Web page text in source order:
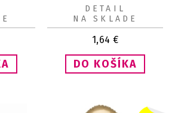
1,64 €
DETAIL
NA SKLADE